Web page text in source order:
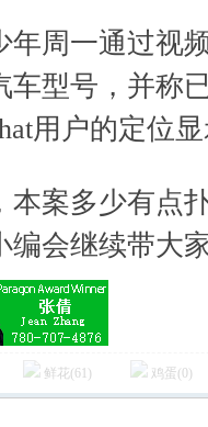
年周一通过视
车型号，并称
用户的定位
本案多少有点
编会继续带大
鲜花(61 ) 鸡蛋( 0 )